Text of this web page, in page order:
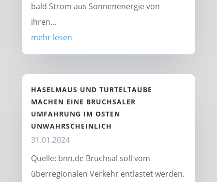
bald Strom aus Sonnenenergie von
ihren...
mehr lesen
HASELMAUS UND TURTELTAUBE
MACHEN EINE BRUCHSALER
UMFAHRUNG IM OSTEN
UNWAHRSCHEINLICH
31.01.2024
Quelle: bnn.de Bruchsal soll vom
überregionalen Verkehr entlastet werden.